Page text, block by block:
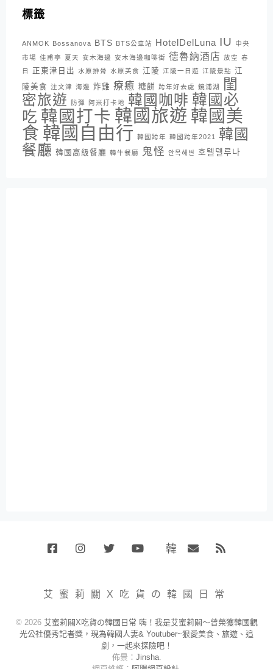
標籤
ANMOK Bossanova BTS BTS公車站 HotelDelLuna IU
中央
市場 佳甫亭 夏天 安木海邊 安木海邊咖啡街 德魯納酒店 放空 春
日
正東津日出 水原排骨 水原美食 江陵 江陵一日遊 江陵景點 江
陵美食 注文津 海邊 炸雞 療癒 糖餅 跨年好去處 鏡浦湖
閨
密旅遊
防彈 阿米打卡地 韓國咖啡 韓國必
吃 韓國打卡 韓國旅遊 韓國美
食 韓國自由行 韓國跨年 韓國跨年2021
韓國
餐廳 韓國高級餐廳 韓牛餐廳 鬼怪 안목해변 호텔델루나
韓
小
賣
艾蜜莉關X吃貨の韓國日常
© 2026 艾蜜莉關X吃貨の韓國日常 嗨！我是艾蜜莉關～曾榮獲韓國觀
光公社優秀記者獎，現為韓國人妻& Youtuber~狠愛美食、旅遊、追
劇，一起來探險吧！
佈景： Jinsha.